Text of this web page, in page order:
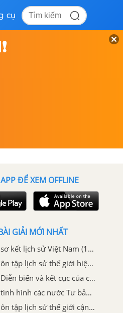
cụ
ĐỂ XEM OFFLINE
GIẢI MỚI NHẤT
Lý thuyết sơ kết lịch sử Việt Nam (1858-1918)
Lý thuyết ôn tập lịch sử thế giới hiện đại
Lý thuyết Diễn biến và kết cục của chiến tranh
Lý thuyết tình hình các nước Tư bản giữa hai cuộc chiến
Lý thuyết ôn tập lịch sử thế giới cận đại